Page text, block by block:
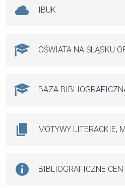
IBUK
OŚWIATA NA ŚLĄSKU
BAZA
MOTYWY LITERACKIE,
BIBLIOGRAFICZNE